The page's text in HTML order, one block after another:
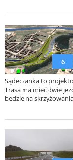
6
Sądeczanka to
Trasa ma mieć dwie
będzie na